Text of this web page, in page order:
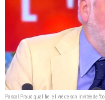
Pascal Praud qualifie le livre de son invitée de